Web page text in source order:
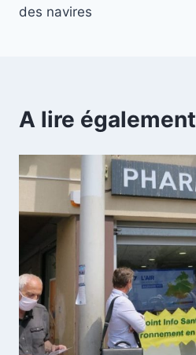
des navires
A lire également